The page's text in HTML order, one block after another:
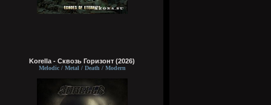
Korella - Сквозь Горизонт (2026)
Melodic / Metal / Death / Modern